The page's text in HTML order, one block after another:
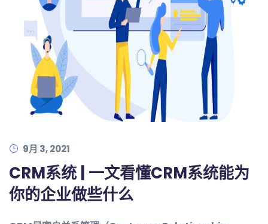
9月 3, 2021
CRM系统 | 一文看懂CRM系统能为
你的企业做些什么